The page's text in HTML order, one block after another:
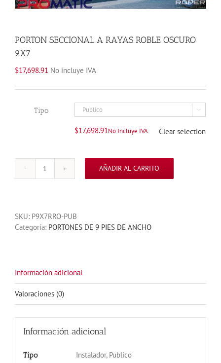
PORTON SECCIONAL A RAYAS ROBLE OSCURO
9X7
$17,698.91 No incluye IVA
Tipo 
$17,698.91No Incluye IVA Clear selection
PORTON
ROBLE
OSCURO
AÑADIR AL CARRITO
SKU: P9X7RRO-PUB
Categoría: PORTONES DE 9 PIES DE ANCHO
Información adicional
Valoraciones (0)
Información adicional
Tipo Instalador, Publico